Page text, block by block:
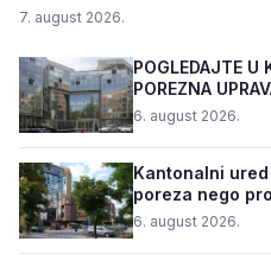
7. august 2026.
POGLEDAJTE U
POREZNA
6. august 2026.
Kantonalni
poreza nego
6. august 2026.